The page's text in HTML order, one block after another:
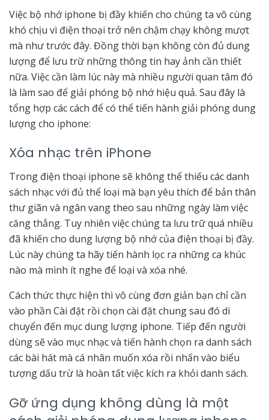
Việc bộ nhớ iphone bị đầy khiến cho chúng ta vô cùng
khó chịu vì điện thoại trở nên chậm chạy không mượt
mà như trước đây. Đồng thời bạn không còn đủ dung
lượng để lưu trữ những thông tin hay ảnh cần thiết
nữa. Việc cần làm lúc này mà nhiều người quan tâm đó
là làm sao để giải phóng bộ nhớ hiệu quả. Sau đây là
tổng hợp các cách để có thể tiến hành giải phóng dung
lượng cho iphone:
Xóa nhạc trên iPhone
Trong điện thoại iphone sẽ không thể thiếu các danh
sách nhạc với đủ thể loại mà bạn yêu thích để bản thân
thư giãn và ngân vang theo sau những ngày làm việc
căng thẳng. Tuy nhiên việc chúng ta lưu trữ quá nhiều
đã khiến cho dung lượng bộ nhớ của điện thoại bị đầy.
Lúc này chúng ta hãy tiến hành lọc ra những ca khúc
nào mà mình ít nghe để loại và xóa nhé.
Cách thức thực hiện thì vô cùng đơn giản bạn chỉ cần
vào phần Cài đặt rồi chọn cài đặt chung sau đó di
chuyển đến mục dung lượng iphone. Tiếp đến người
dùng sẽ vào mục nhạc và tiến hành chọn ra danh sách
các bài hát mà cá nhân muốn xóa rồi nhấn vào biểu
tượng dấu trừ là hoàn tất việc kích ra khỏi danh sách.
Gỡ ứng dụng không dùng là một